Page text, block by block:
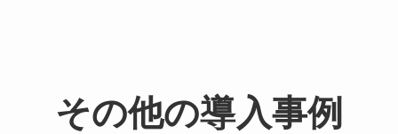
その他の導入事例